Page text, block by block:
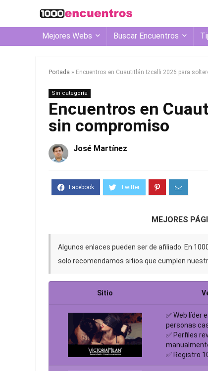
Mejores Webs Buscar Encuentros
Portada » Encuentros en Cuautitlán Izcalli 2026 para
Sin categoría
Encuentros en
sin compromiso
José Martínez
MEJORES
Algunos enlaces pueden ser de afiliado. En
solo recomendamos sitios que cumplen
Sitio
✅ Web líder
personas
✅ Perfiles
✅ Registro